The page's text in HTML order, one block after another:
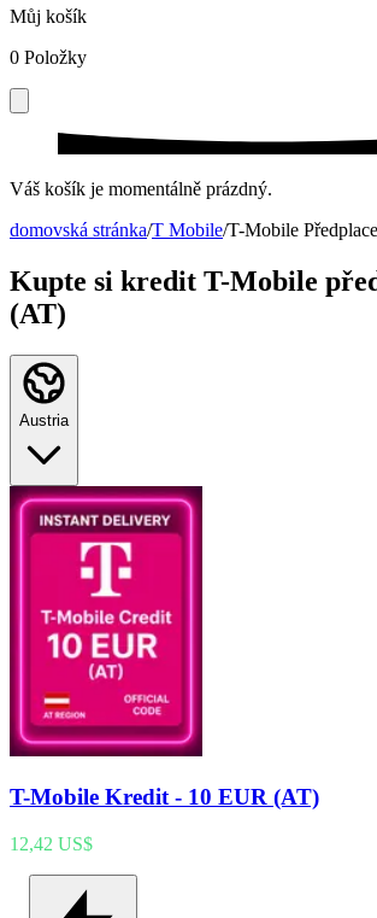
Můj košík
0 Položky
Váš košík je momentálně prázdný.
domovská stránka/T Mobile/T-Mobile
Kupte si kredit T-Mobile
(AT)
Austria
T-Mobile Kredit - 10 EUR (AT)
12,42 US$